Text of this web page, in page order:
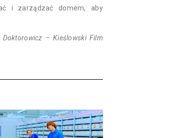
i zarządzać domem, aby
– Kieślowski Film